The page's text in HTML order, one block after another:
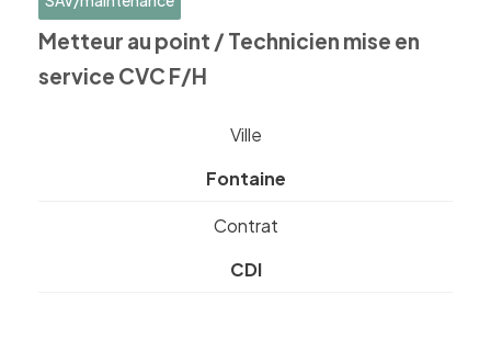
Metteur au point / Technicien mise en
service CVC F/H
Ville
Fontaine
Contrat
CDI